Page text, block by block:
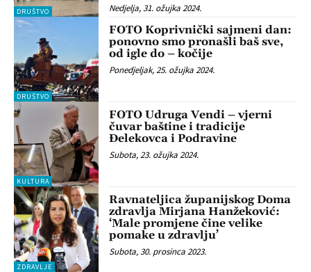
DRUŠTVO Nedjelja, 31. ožujka 2024.
DRUŠTVO
FOTO Koprivnički sajmeni dan:
ponovno smo pronašli baš sve,
od igle do – kočije
Ponedjeljak, 25. ožujka 2024.
KULTURA
FOTO Udruga Vendi – vjerni
čuvar baštine i tradicije
Đelekovca i Podravine
Subota, 23. ožujka 2024.
ZDRAVLJE
Ravnateljica županijskog Doma
zdravlja Mirjana Hanžeković:
‘Male promjene čine velike
pomake u zdravlju’
Subota, 30. prosinca 2023.